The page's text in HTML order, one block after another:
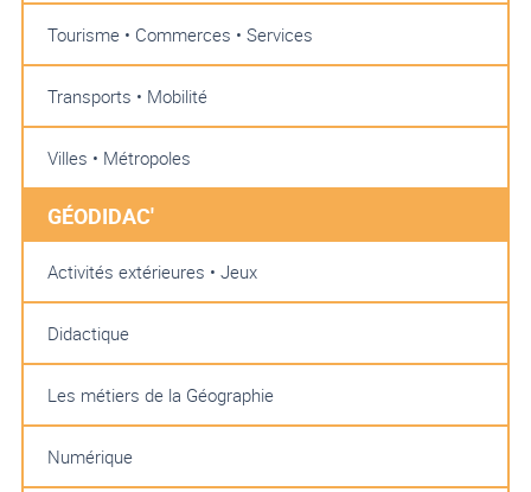
Tourisme • Commerces • Services
Transports • Mobilité
Villes • Métropoles
GÉODIDAC'
Activités extérieures • Jeux
Didactique
Les métiers de la Géographie
Numérique